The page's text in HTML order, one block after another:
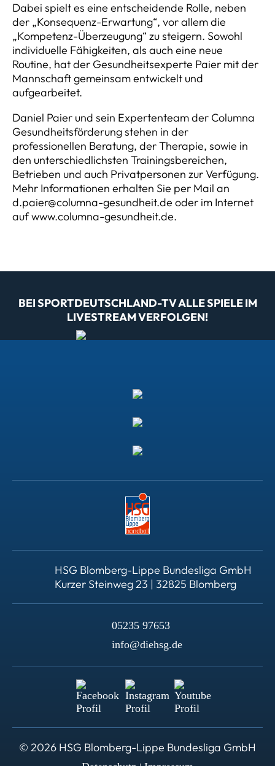
Dabei spielt es eine entscheidende Rolle, neben
der „Konsequenz-Erwartung“, vor allem die
„Kompetenz-Überzeugung“ zu steigern. Sowohl
individuelle Fähigkeiten, als auch eine neue
Routine, hat der Gesundheitsexperte Paier mit der
Mannschaft gemeinsam entwickelt und
aufgearbeitet.
Daniel Paier und sein Expertenteam der Columna
Gesundheitsförderung stehen in der
professionellen Beratung, der Therapie, sowie in
den unterschiedlichsten Trainingsbereichen,
Betrieben und auch Privatpersonen zur Verfügung.
Mehr Informationen erhalten Sie per Mail an
d.paier@columna-gesundheit.de oder im Internet
auf www.columna-gesundheit.de.
BEI SPORTDEUTSCHLAND-TV ALLE SPIELE IM
LIVESTREAM VERFOLGEN!
HSG Blomberg-Lippe Bundesliga GmbH
Kurzer Steinweg 23 | 32825 Blomberg
05235 97653
info@diehsg.de
© 2026 HSG Blomberg-Lippe Bundesliga GmbH